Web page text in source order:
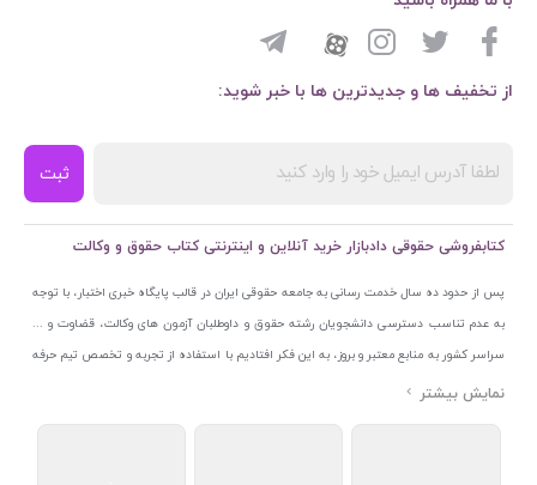
از تخفیف ها و جدیدترین ها با خبر شوید:
ثبت
کتابفروشی حقوقی دادبازار خرید آنلاین و اینترنتی کتاب حقوق و وکالت
پس از حدود ده سال خدمت رسانی به جامعه حقوقی ایران در قالب پایگاه خبری اختبار، با توجه
به عدم تناسب دسترسی دانشجویان رشته حقوق و داوطلبان آزمون های وکالت، قضاوت و ...
سراسر کشور به منابع معتبر و بروز، به این فکر افتادیم با استفاده از تجربه و تخصص تیم حرفه
ای اختبار خدمتی جدید به جامعه حقوقی ایران ارائه کنیم. به این منظور با راه اندازی و تجهیز